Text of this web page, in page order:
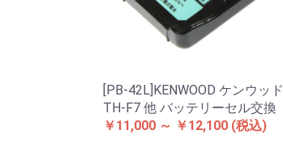
[PB-42L]KENWOOD ケンウッド
TH-F7 他 バッテリーセル交換
￥11,000 ～ ￥12,100 (税込)